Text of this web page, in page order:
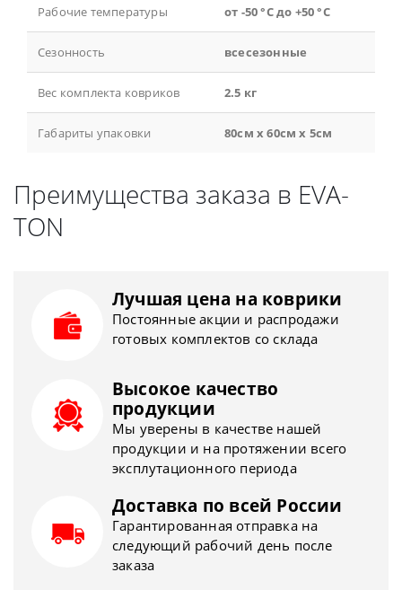
Рабочие температуры от -50 °С до +50 °С
Сезонность всесезонные
Вес комплекта ковриков 2.5 кг
Габариты упаковки 80см x 60см x 5см
Преимущества заказа в EVA-
TON
Лучшая цена на коврики
Постоянные акции и распродажи
готовых комплектов со склада
Высокое качество
продукции
Мы уверены в качестве нашей
продукции и на протяжении всего
эксплутационного периода
Доставка по всей России
Гарантированная отправка на
следующий рабочий день после
заказа